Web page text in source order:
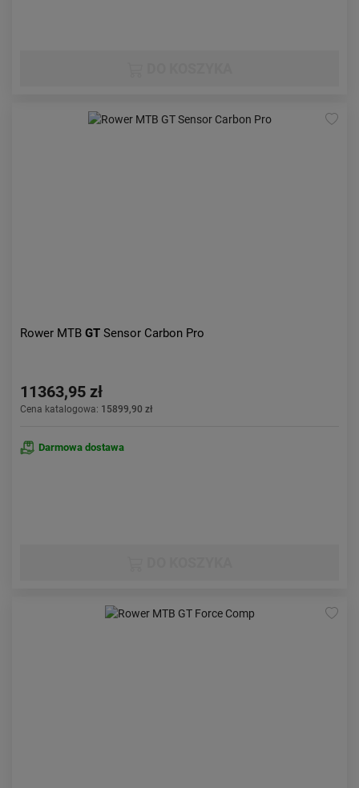
Rower MTB GT Sensor Carbon Pro
11363,95 zł
Cena katalogowa: 15899,90 zł
Darmowa dostawa